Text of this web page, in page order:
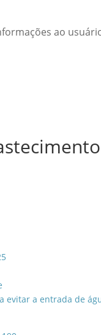
ao
evitar a entrada de